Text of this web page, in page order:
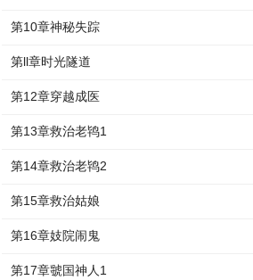
第10章神秘失踪
第ll章时光隧道
第12章穿越成医
第13章救治老鸨1
第14章救治老鸨2
第15章救治姑娘
第16章妓院闹鬼
第17章虢国神人1